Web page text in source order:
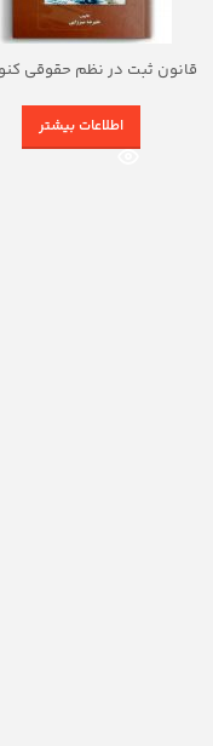
قانون ثبت در نظم حقوقی
اطلاعات بیشتر